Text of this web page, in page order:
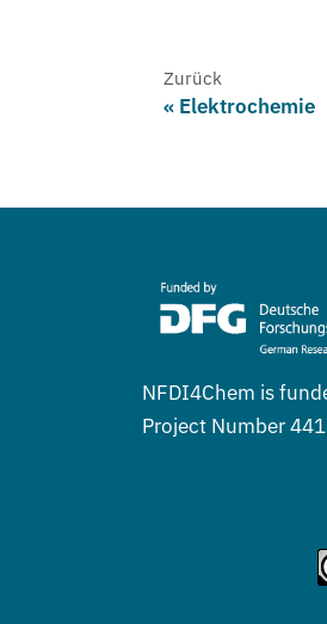
Zurück
Elektrochemie
NFDI4Chem is
Project Number